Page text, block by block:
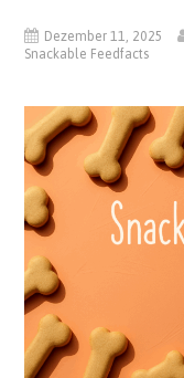
Dezember 11, 2025
Snackable Feedfacts